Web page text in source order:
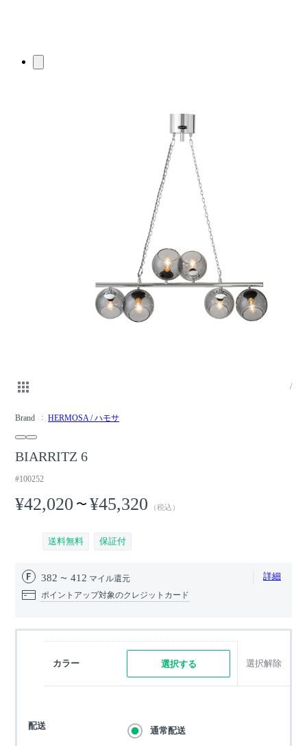
/
Brand HERMOSA / ハモサ
BIARRITZ 6
#100252
¥42,020 〜 ¥45,320 （税込）
送料無料 保証付
382 412 マイル還元 詳細
ポイントアップ対象のクレジットカード
カラー 選択する 選択解除
配送 通常配送